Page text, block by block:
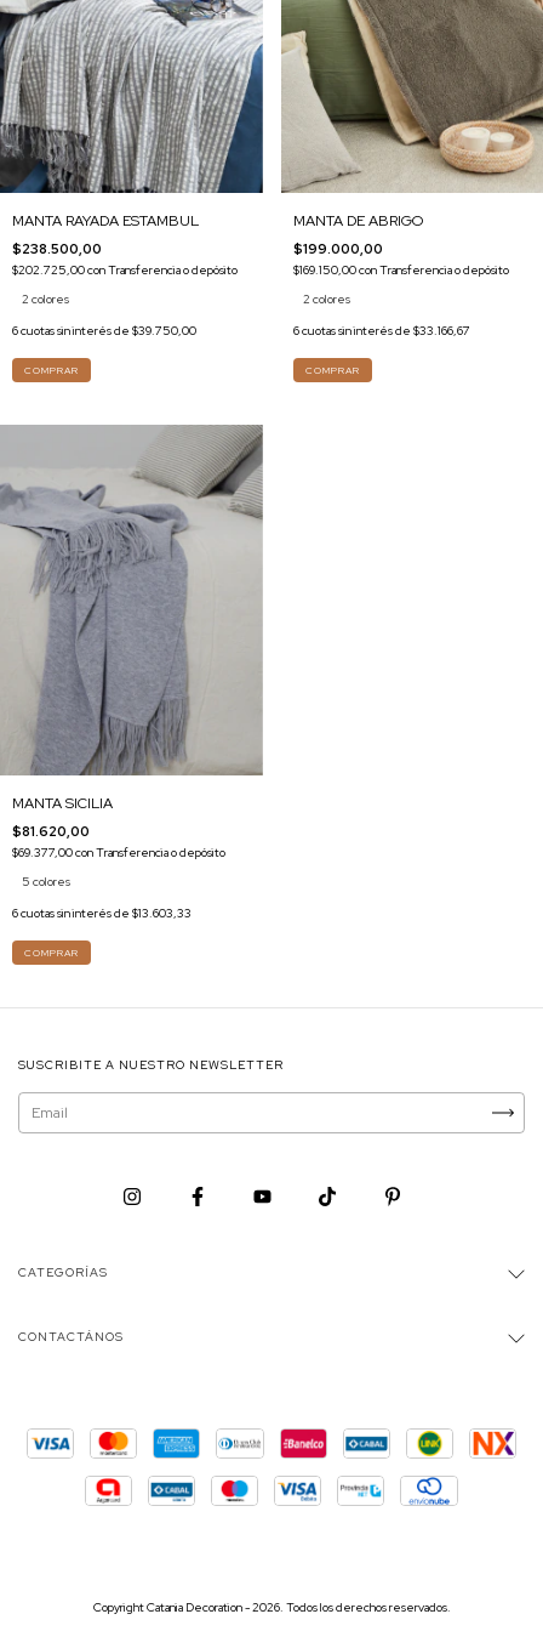
MANTA RAYADA ESTAMBUL
$238.500,00
$202.725,00conTransferencia o depósito
2 colores
6cuotas sin interés de $39.750,00
COMPRAR
MANTA DE ABRIGO
$199.000,00
$169.150,00conTransferencia o depósito
2 colores
6cuotas sin interés de $33.166,67
COMPRAR
MANTA SICILIA
$81.620,00
$69.377,00conTransferencia o depósito
5 colores
6cuotas sin interés de $13.603,33
COMPRAR
SUSCRIBITE A NUESTRO NEWSLETTER
CATEGORÍAS
CONTACTÁNOS
Copyright Catania Decoration - 2026. Todos los derechos reservados.